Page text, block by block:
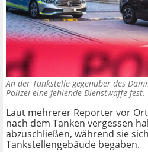
An der Tankstelle gegenüber des
Polizei eine fehlende Dienstwaffe
Laut mehrerer Reporter vor
nach dem Tanken vergessen
abzuschließen, während sie
Tankstellengebäude begaben.